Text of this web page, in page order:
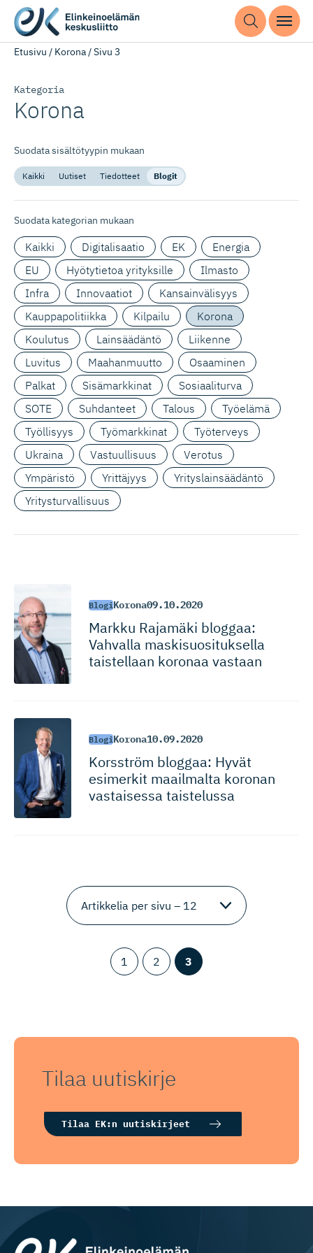
Etusivu / Korona/Sivu 3
Kategoria
Korona
Suodata sisältötyypin mukaan
Kaikki Uutiset Tiedotteet Blogit
Suodata kategorian mukaan
Kaikki Digitalisaatio EK
Energia
EU
Hyötytietoa yrityksille
Ilmasto
Infra
Innovaatiot
Kansainvälisyys
Kauppapolitiikka
Kilpailu
Korona
Koulutus
Lainsäädäntö
Liikenne
Luvitus
Maahanmuutto
Osaaminen
Palkat
Sisämarkkinat
Sosiaaliturva
SOTE
Suhdanteet Talous
Työelämä
Työllisyys
Työmarkkinat
Työterveys
Ukraina
Vastuullisuus
Verotus
Ympäristö
Yrittäjyys
Yrityslainsäädäntö
Yritysturvallisuus
BlogiKorona09.10.2020
Markku Rajamäki bloggaa:
Vahvalla maskisuosi­tuksella
taistellaan koronaa vastaan
BlogiKorona10.09.2020
Korsström bloggaa: Hyvät
esimerkit maailmalta koronan
vastaisessa taistelussa
1 2 3
Tilaa uutiskirje
Tilaa EK:n uutiskirjeet